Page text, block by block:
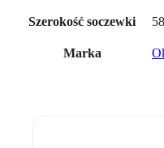
Szerokość soczewki
Marka